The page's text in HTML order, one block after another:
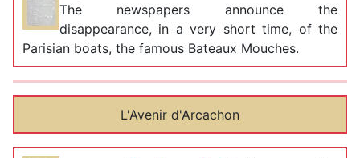
The newspapers announce the
disappearance, in a very short time, of the
Parisian boats, the famous Bateaux Mouches.
L'Avenir d'Arcachon